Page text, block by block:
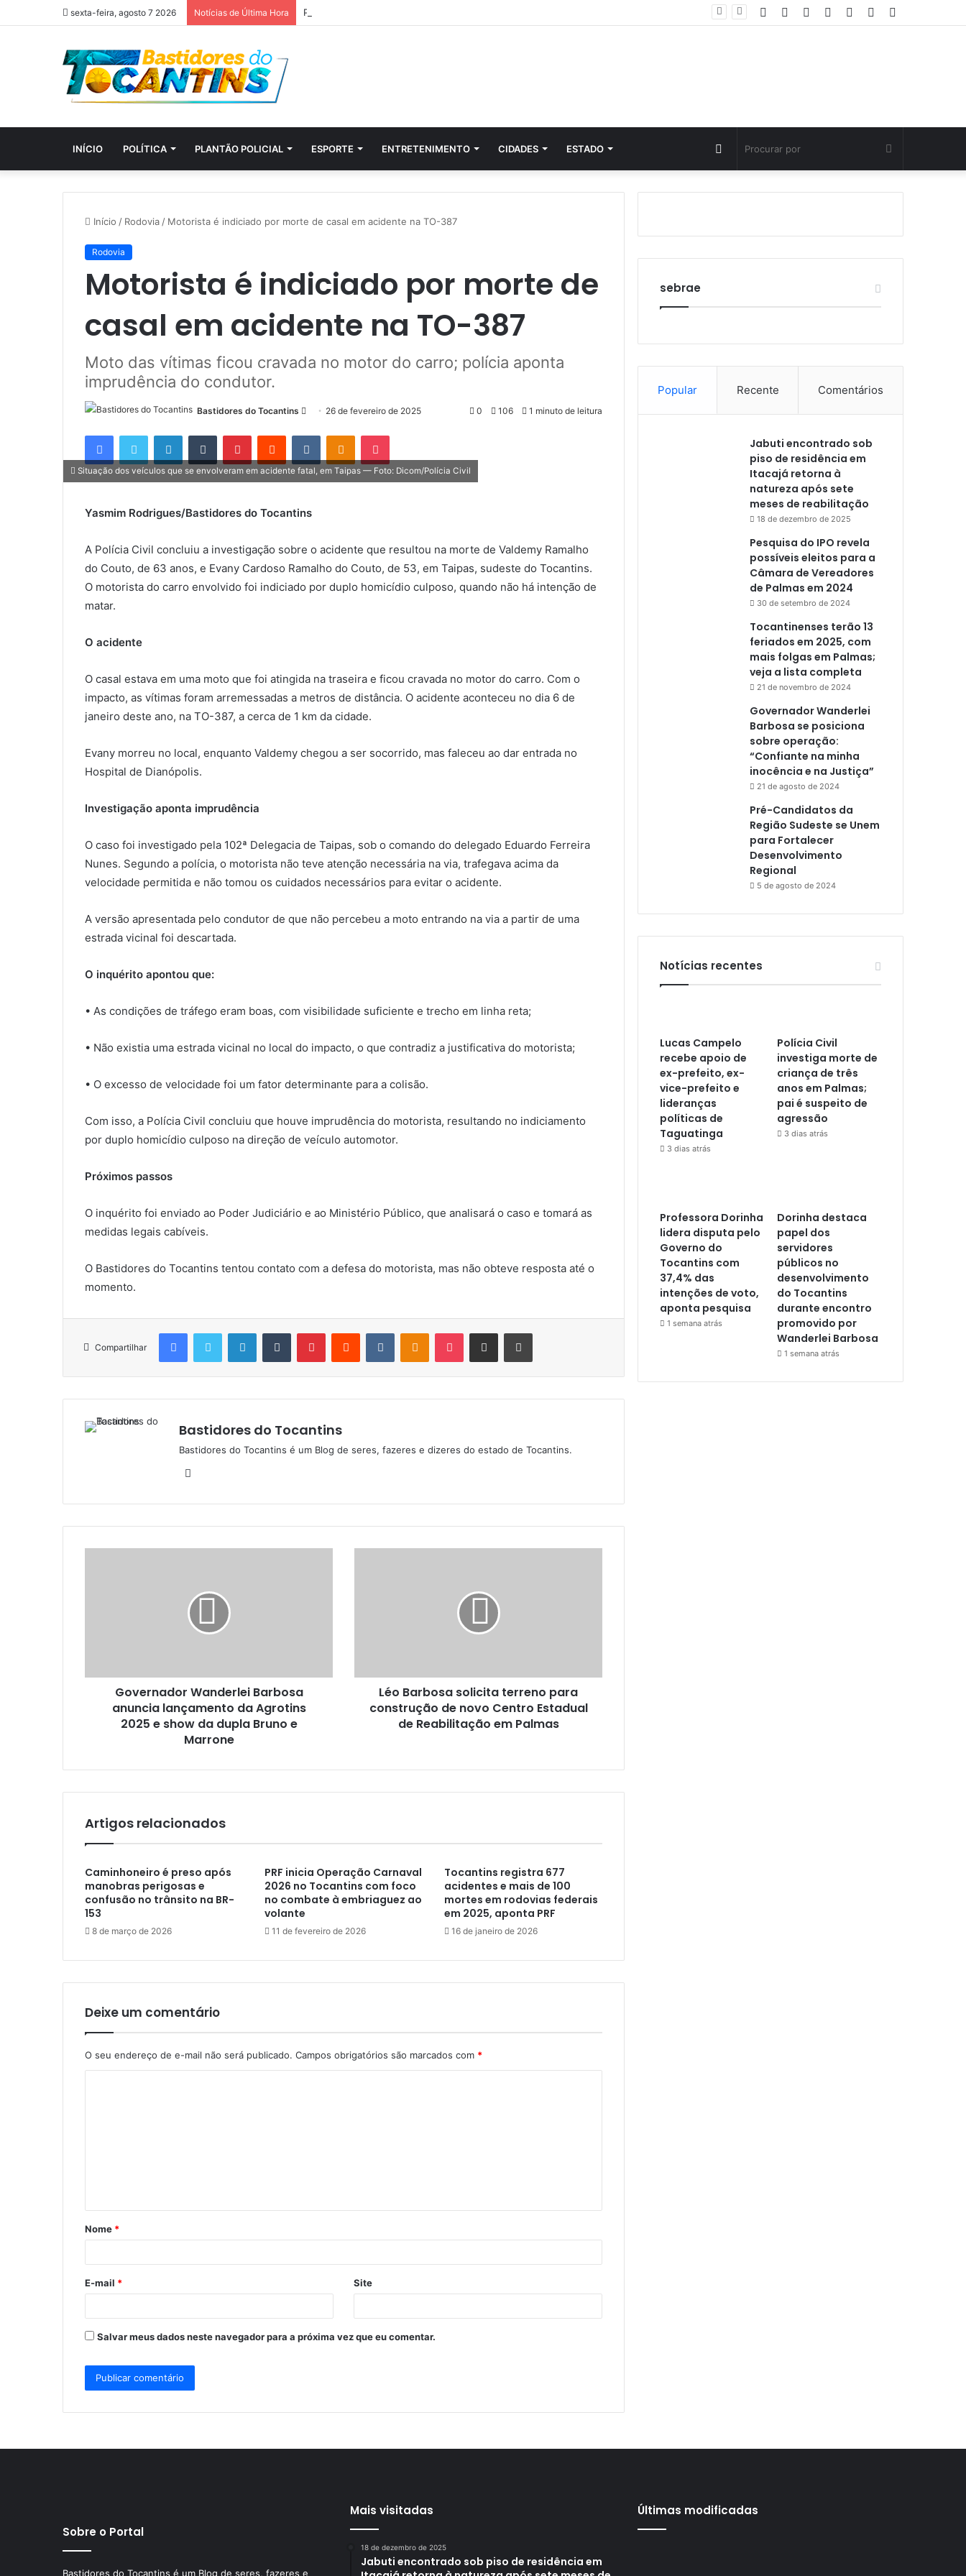
sexta-feira, agosto 7 2026 Notícias de Última Hora
Artigo
Entrar
Instagram
YouTube
Twitter
Facebook
INÍCIO POLÍTICA PLANTÃO POLICIAL ESPORTE ENTRETENIMENTO CIDADES ESTADO
por
Switch
skin
Início / Rodovia / Motorista é indiciado por morte de casal em acidente na TO-387
Rodovia
Motorista é indiciado por morte de
casal em acidente na TO-387
Moto das vítimas ficou cravada no motor do carro; polícia aponta
imprudência do condutor.
Bastidores do Tocantins
n
d
e
m
-
m
a
26 de fevereiro de 2025 0 106 1 minuto de leitura
Situação dos veículos que se envolveram em acidente fatal, em Taipas — Foto: Dicom/Polícia Civil
Yasmim Rodrigues/Bastidores do Tocantins
A Polícia Civil concluiu a investigação sobre o acidente que resultou na morte de Valdemy Ramalho
do Couto, de 63 anos, e Evany Cardoso Ramalho do Couto, de 53, em Taipas, sudeste do Tocantins.
O motorista do carro envolvido foi indiciado por duplo homicídio culposo, quando não há intenção de
matar.
O acidente
O casal estava em uma moto que foi atingida na traseira e ficou cravada no motor do carro. Com o
impacto, as vítimas foram arremessadas a metros de distância. O acidente aconteceu no dia 6 de
janeiro deste ano, na TO-387, a cerca de 1 km da cidade.
Evany morreu no local, enquanto Valdemy chegou a ser socorrido, mas faleceu ao dar entrada no
Hospital de Dianópolis.
Investigação aponta imprudência
O caso foi investigado pela 102ª Delegacia de Taipas, sob o comando do delegado Eduardo Ferreira
Nunes. Segundo a polícia, o motorista não teve atenção necessária na via, trafegava acima da
velocidade permitida e não tomou os cuidados necessários para evitar o acidente.
A versão apresentada pelo condutor de que não percebeu a moto entrando na via a partir de uma
estrada vicinal foi descartada.
O inquérito apontou que:
• As condições de tráfego eram boas, com visibilidade suficiente e trecho em linha reta;
• Não existia uma estrada vicinal no local do impacto, o que contradiz a justificativa do motorista;
• O excesso de velocidade foi um fator determinante para a colisão.
Com isso, a Polícia Civil concluiu que houve imprudência do motorista, resultando no indiciamento
por duplo homicídio culposo na direção de veículo automotor.
Próximos passos
O inquérito foi enviado ao Poder Judiciário e ao Ministério Público, que analisará o caso e tomará as
medidas legais cabíveis.
O Bastidores do Tocantins tentou contato com a defesa do motorista, mas não obteve resposta até o
momento.
Compartilhar
Bastidores do Tocantins
Bastidores do Tocantins é um Blog de seres, fazeres e dizeres do estado de Tocantins.
b
s
Governador Wanderlei Barbosa
anuncia lançamento da Agrotins
2025 e show da dupla Bruno e
Marrone
Léo Barbosa solicita terreno para
construção de novo Centro Estadual
de Reabilitação em Palmas
Artigos relacionados
Caminhoneiro é preso após
manobras perigosas e
confusão no trânsito na BR-
153
8 de março de 2026
PRF inicia Operação Carnaval
2026 no Tocantins com foco
no combate à embriaguez ao
volante
11 de fevereiro de 2026
Tocantins registra 677
acidentes e mais de 100
mortes em rodovias federais
em 2025, aponta PRF
16 de janeiro de 2026
Deixe um comentário
O seu endereço de e-mail não será publicado. Campos obrigatórios são marcados com *
á
r
*
Nome *
E-mail * Site
Salvar meus dados neste navegador para a próxima vez que eu comentar.
sebrae
Popular Recente Comentários
Jabuti encontrado sob
piso de residência em
Itacajá retorna à
natureza após sete
meses de reabilitação
18 de dezembro de 2025
Pesquisa do IPO revela
possíveis eleitos para a
Câmara de Vereadores
de Palmas em 2024
30 de setembro de 2024
Tocantinenses terão 13
feriados em 2025, com
mais folgas em Palmas;
veja a lista completa
21 de novembro de 2024
Governador Wanderlei
Barbosa se posiciona
sobre operação:
“Confiante na minha
inocência e na Justiça”
21 de agosto de 2024
Pré-Candidatos da
Região Sudeste se Unem
para Fortalecer
Desenvolvimento
Regional
5 de agosto de 2024
Notícias recentes
Lucas Campelo
recebe apoio de
ex-prefeito, ex-
vice-prefeito e
lideranças
políticas de
Taguatinga
3 dias atrás
Polícia Civil
investiga morte de
criança de três
anos em Palmas;
pai é suspeito de
agressão
3 dias atrás
Professora Dorinha
lidera disputa pelo
Governo do
Tocantins com
37,4% das
intenções de voto,
aponta pesquisa
1 semana atrás
Dorinha destaca
papel dos
servidores
públicos no
desenvolvimento
do Tocantins
durante encontro
promovido por
Wanderlei Barbosa
1 semana atrás
Sobre o Portal
Bastidores do Tocantins é um Blog de seres, fazeres e
Mais visitadas
18 de dezembro de 2025
Jabuti encontrado sob piso de residência em
Últimas modificadas